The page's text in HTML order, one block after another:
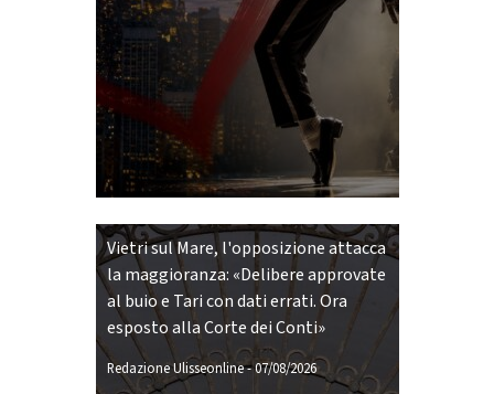
Vietri sul Mare, l'opposizione attacca
la maggioranza: «Delibere approvate
al buio e Tari con dati errati. Ora
esposto alla Corte dei Conti»
Redazione Ulisseonline-07/08/2026